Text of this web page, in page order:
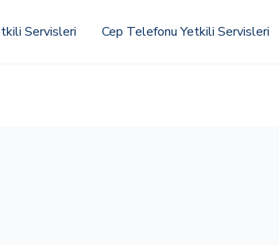
Servisleri Cep Telefonu Yetkili Servisleri